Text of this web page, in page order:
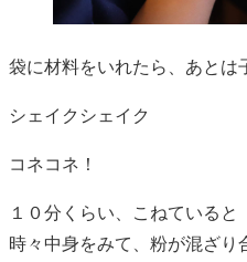
袋に材料をいれたら、あとは
シェイクシェイク
コネコネ！
１０分くらい、こねていると
時々中身をみて、粉が混ざり